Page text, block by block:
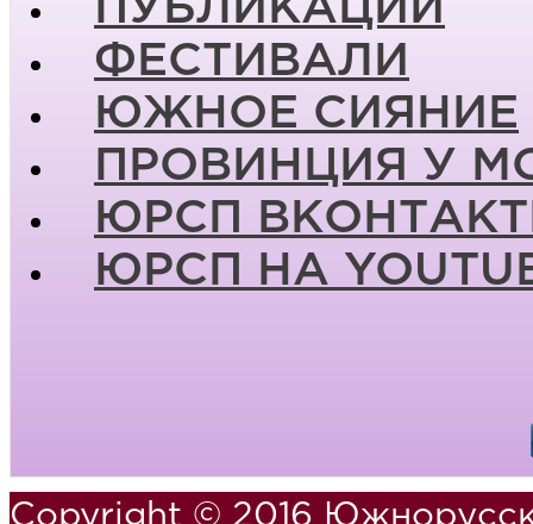
ПУБЛИКАЦИИ
ФЕСТИВАЛИ
ЮЖНОЕ СИЯНИЕ
ПРОВИНЦИЯ У
ЮРСП
ЮРСП НА
Copyright © 2016